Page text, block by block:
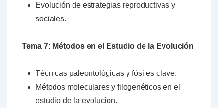
Evolución de estrategias reproductivas y
sociales.
Tema 7: Métodos en el Estudio de la Evolución
Técnicas paleontológicas y fósiles clave.
Métodos moleculares y filogenéticos en el
estudio de la evolución.